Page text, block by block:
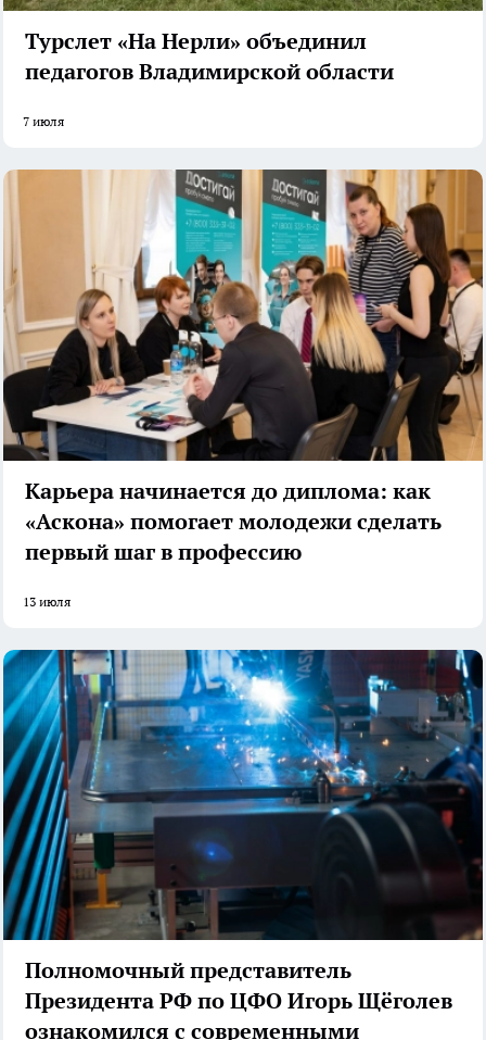
Турслет «На Нерли» объединил
педагогов Владимирской области
7 июля
Карьера начинается до диплома: как
«Аскона» помогает молодежи сделать
первый шаг в профессию
13 июля
Полномочный представитель
Президента РФ по ЦФО Игорь Щёголев
ознакомился с современными